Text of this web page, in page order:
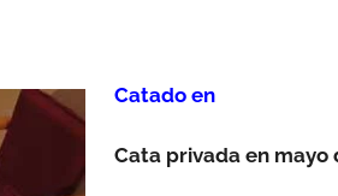
Catado en
Cata privada en mayo